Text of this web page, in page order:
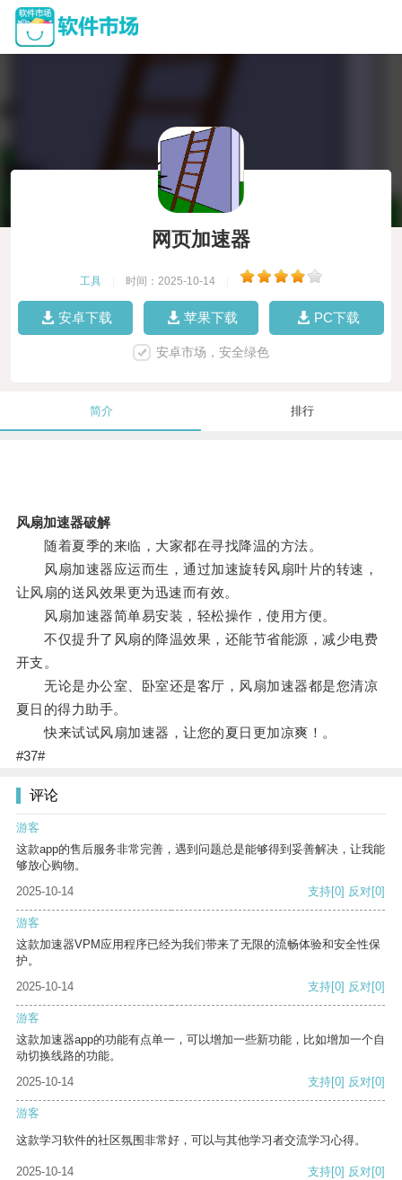
网页加速器
工具 时间：2025-10-14
安卓下载 苹果下载 PC下载
安卓市场，安全绿色
简介 排行
风扇加速器破解
随着夏季的来临，大家都在寻找降温的方法。
风扇加速器应运而生，通过加速旋转风扇叶片的转速，
让风扇的送风效果更为迅速而有效。
风扇加速器简单易安装，轻松操作，使用方便。
不仅提升了风扇的降温效果，还能节省能源，减少电费
开支。
无论是办公室、卧室还是客厅，风扇加速器都是您清凉
夏日的得力助手。
快来试试风扇加速器，让您的夏日更加凉爽！。
#37#
评论
游客
这款app的售后服务非常完善，遇到问题总是能够得到妥善解决，让我能
够放心购物。
2025-10-14
支持[0] 反对[0]
游客
这款加速器VPM应用程序已经为我们带来了无限的流畅体验和安全性保
护。
2025-10-14
支持[0] 反对[0]
游客
这款加速器app的功能有点单一，可以增加一些新功能，比如增加一个自
动切换线路的功能。
2025-10-14
支持[0] 反对[0]
游客
这款学习软件的社区氛围非常好，可以与其他学习者交流学习心得。
2025-10-14 支持[0] 反对[0]